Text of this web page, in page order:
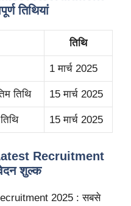
तिथियां
तिथि
1 मार्च 2025
तिथि 15 मार्च 2025
15 मार्च 2025
Recruitment
शुल्क
2025 : सबसे